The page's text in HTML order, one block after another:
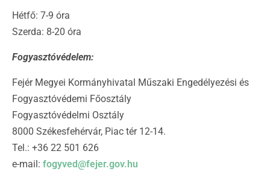
Hétfő: 7-9 óra
Szerda: 8-20 óra
Fogyasztóvédelem:
Fejér Megyei Kormányhivatal Műszaki Engedélyezési és
Fogyasztóvédemi Főosztály
Fogyasztóvédelmi Osztály
8000 Székesfehérvár, Piac tér 12-14.
Tel.: +36 22 501 626
e-mail: fogyved@fejer.gov.hu